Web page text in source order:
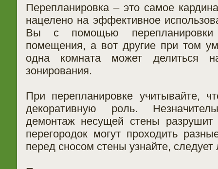
Перепланировка – это самое
нацелено на эффективное
Вы с помощью перепланировки
помещения, а вот другие при том
одна комната может делиться
зонирования.
При перепланировке учитывайте,
декоративную роль.
демонтаж несущей стены
перегородок могут проходить
перед сносом стены узнайте,